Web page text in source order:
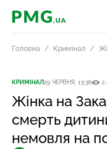
PMG.ua
Головна Кримінал
КРИМІНАЛ29 ЧЕРВНЯ, 15:36 2
Жінка на
смерть
немовля на